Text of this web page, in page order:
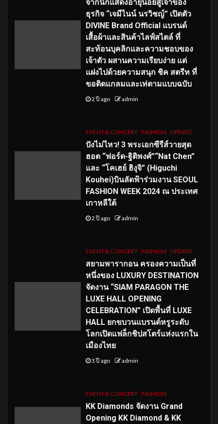
จากนักแสดงอายุน้อยสู่เจ้าของ
ธุรกิจ “เจมีไนน์ นรวิชญ์” เปิดตัว
DIVINE Brand Official แบรนด์
เสื้อผ้าและสินค้าไลฟ์สไตล์ ที่
สะท้อนบุคลิกและความชอบของ
เจ้าตัว ผสานความเรียบง่าย แต่
แฝงไปด้วยความสนุก ชิค สตรีท ที่
ขอติดแกลมและเท่ตามแบบฉบับ
2 ปี ago admin
EVENT & CONCERT FASHION UPDATE
ปังไม่ไหว! 3 พระเอกซีรีส์วายสุด
ฮอต “ฟอร์ด-ฐิติพงศ์”“Nat Chen”
และ “โคเฮย์ ฮิงุจิ” (Higuchi
Kouhei)บินลัดฟ้าร่วมงาน SEOUL
FASHION WEEK 2024 ณ ประเทศ
เกาหลีใต้
2 ปี ago admin
EVENT & CONCERT FASHION UPDATE
สยามพารากอน ครองความเป็นที่
หนึ่งของ LUXURY DESTINATION
จัดงาน “SIAM PARAGON THE
LUXE HALL OPENING
CELEBRATION” เปิดพื้นที่ LUXE
HALL ยกขบวนแบรนด์หรูระดับ
โลกเปิดแฟล็กชิปสโตร์แห่งแรกใน
เมืองไทย
3 ปี ago admin
EVENT & CONCERT FASHION
KK Diamonds จัดงาน Grand
Opening KK Diamond & KK